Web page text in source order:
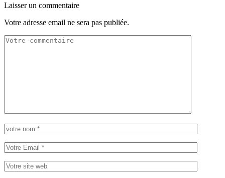
Laisser un commentaire
Votre adresse email ne sera pas publiée.